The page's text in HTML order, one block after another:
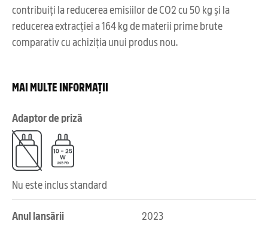
contribuiți la reducerea emisiilor de CO2 cu 50 kg și la
reducerea extracției a 164 kg de materii prime brute
comparativ cu achiziția unui produs nou.
MAI MULTE INFORMAȚII
Adaptor de priză
Nu este inclus standard
Anul lansării 2023